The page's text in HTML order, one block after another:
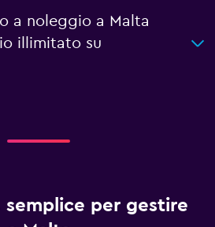
a noleggio a Malta
illimitato su
semplice per gestire